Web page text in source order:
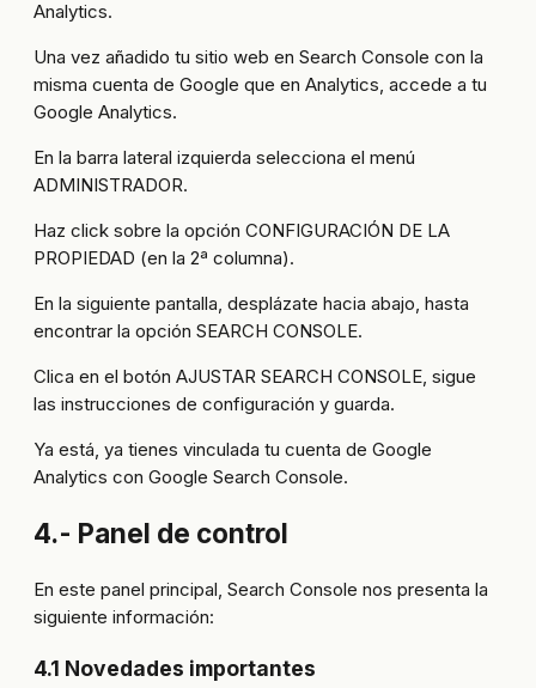
Analytics.
Una vez añadido tu sitio web en Search Console con la
misma cuenta de Google que en Analytics, accede a tu
Google Analytics.
En la barra lateral izquierda selecciona el menú
ADMINISTRADOR.
Haz click sobre la opción CONFIGURACIÓN DE LA
PROPIEDAD (en la 2ª columna).
En la siguiente pantalla, desplázate hacia abajo, hasta
encontrar la opción SEARCH CONSOLE.
Clica en el botón AJUSTAR SEARCH CONSOLE, sigue
las instrucciones de configuración y guarda.
Ya está, ya tienes vinculada tu cuenta de Google
Analytics con Google Search Console.
4.- Panel de control
En este panel principal, Search Console nos presenta la
siguiente información:
4.1 Novedades importantes